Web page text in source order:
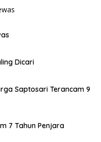
Dicari
Saptosari Terancam 9
7 Tahun Penjara